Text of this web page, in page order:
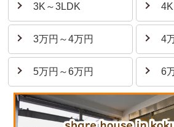
3K～3LDK
3万円～4万円 4
5万円～6万円 6